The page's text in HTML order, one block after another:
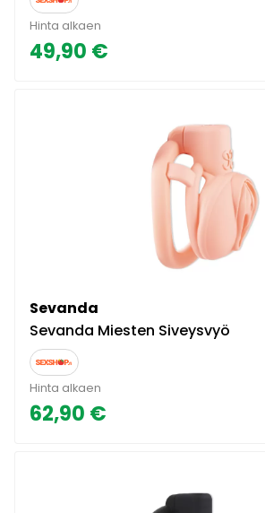
Hinta alkaen
49,90 €
Sevanda
Sevanda Miesten Siveysvyö
Hinta alkaen
62,90 €